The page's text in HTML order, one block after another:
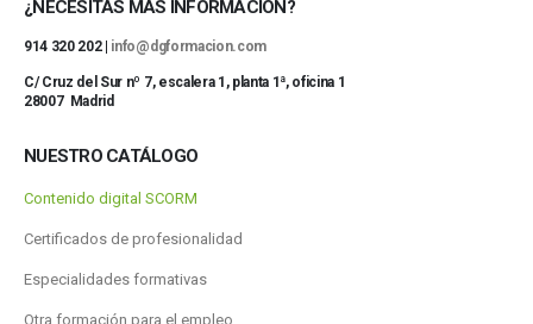
¿NECESITAS MÁS INFORMACIÓN?
914 320 202 | info@dgformacion.com
C/ Cruz del Sur nº 7, escalera 1, planta 1ª, oficina 1
28007 Madrid
NUESTRO CATÁLOGO
Contenido digital SCORM
Certificados de profesionalidad
Especialidades formativas
Otra formación para el empleo